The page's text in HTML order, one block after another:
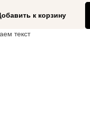
к корзину
текст